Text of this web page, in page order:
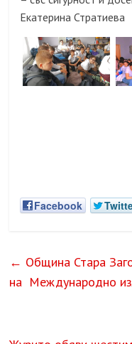
Екатерина Стратиева
Facebook
← Община Стара
на Международно